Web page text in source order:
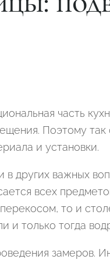
часть
Поэтому так
и установки.
других важных
всех
то и
и только тогда
замеров.
ЗАЯВКУ
не робот
ПРОЕКТ
не робот